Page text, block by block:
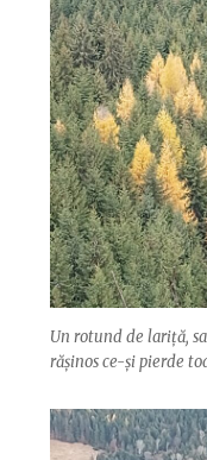
Un rotund de lariță,
rășinos ce-și pierde